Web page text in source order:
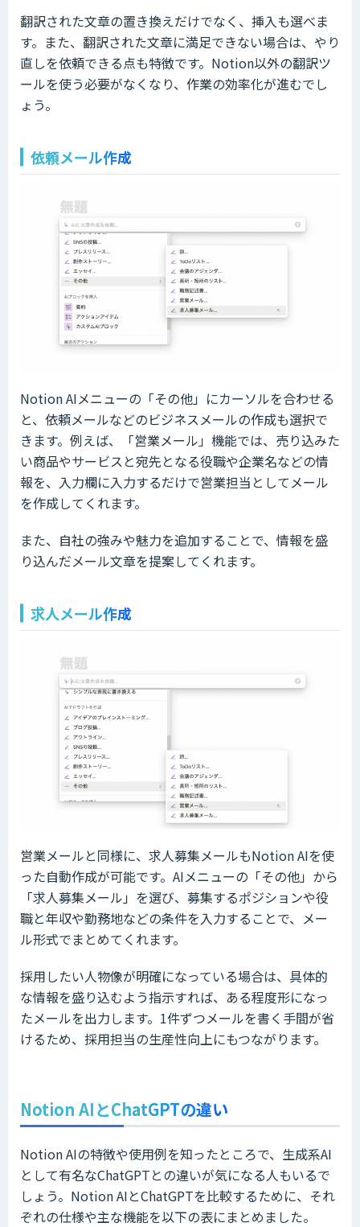
翻訳された文章の置き換えだけでなく、挿入も選べま
す。また、翻訳された文章に満足できない場合は、やり
直しを依頼できる点も特徴です。Notion以外の翻訳ツ
ールを使う必要がなくなり、作業の効率化が進むでし
ょう。
依頼メール作成
Notion AIメニューの「その他」にカーソルを合わせる
と、依頼メールなどのビジネスメールの作成も選択で
きます。例えば、「営業メール」機能では、売り込みた
い商品やサービスと宛先となる役職や企業名などの情
報を、入力欄に入力するだけで営業担当としてメール
を作成してくれます。
また、自社の強みや魅力を追加することで、情報を盛
り込んだメール文章を提案してくれます。
求人メール作成
営業メールと同様に、求人募集メールもNotion AIを使
った自動作成が可能です。AIメニューの「その他」から
「求人募集メール」を選び、募集するポジションや役
職と年収や勤務地などの条件を入力することで、メー
ル形式でまとめてくれます。
採用したい人物像が明確になっている場合は、具体的
な情報を盛り込むよう指示すれば、ある程度形になっ
たメールを出力します。1件ずつメールを書く手間が省
けるため、採用担当の生産性向上にもつながります。
Notion AIとChatGPTの違い
Notion AIの特徴や使用例を知ったところで、生成系AI
として有名なChatGPTとの違いが気になる人もいるで
しょう。Notion AIとChatGPTを比較するために、それ
ぞれの仕様や主な機能を以下の表にまとめました。